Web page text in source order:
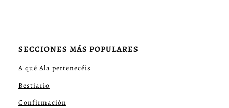
SECCIONES MÁS POPULARES
A qué Ala pertenecéis
Bestiario
Confirmación